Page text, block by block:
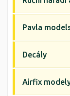
Pavla
Decály
Airfix